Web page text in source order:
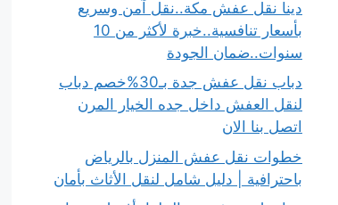
دينا نقل عفش مكة..نقل آمن وسريع
بأسعار تنافسية..خبرة لأكثر من 10
سنوات..ضمان الجودة
دباب نقل عفش جدة بـ30%خصم دباب
لنقل العفش داخل جده الخيار المرن
اتصل بنا الان
خطوات نقل عفش المنزل بالرياض
باحترافية | دليل شامل لنقل الأثاث بأمان